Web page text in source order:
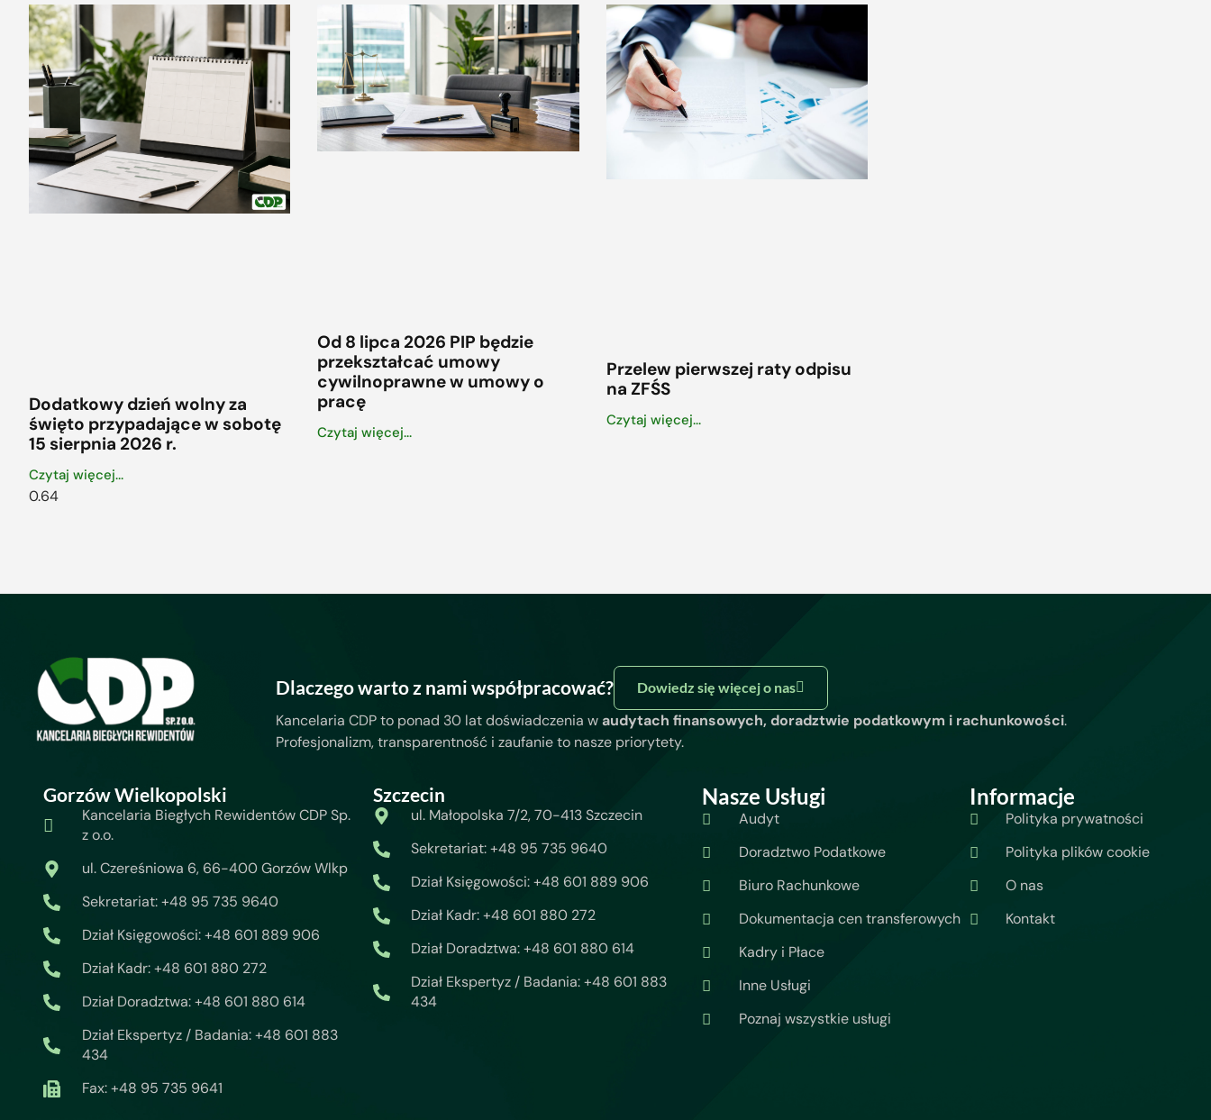
Dodatkowy dzień wolny za
święto przypadające w sobotę
15 sierpnia 2026 r.
Czytaj więcej...
Od 8 lipca 2026 PIP będzie
przekształcać umowy
cywilnoprawne w umowy o
pracę
Czytaj więcej...
Przelew pierwszej raty odpisu
na ZFŚS
Czytaj więcej...
Dlaczego warto z nami współpracować? Dowiedz się więcej o nas
Kancelaria CDP to ponad 30 lat doświadczenia waudytach finansowych, doradztwie podatkowym i rachunkowości.
Profesjonalizm, transparentność i zaufanie to nasze priorytety.
Gorzów Wielkopolski
Kancelaria Biegłych Rewidentów CDP Sp.
z o.o.
ul. Czereśniowa 6, 66-400 Gorzów Wlkp
Sekretariat: +48 95 735 9640
Dział Księgowości: +48 601 889 906
Dział Kadr: +48 601 880 272
Dział Doradztwa: +48 601 880 614
Dział Ekspertyz / Badania: +48 601 883
434
Fax: +48 95 735 9641
Szczecin
ul. Małopolska 7/2, 70-413 Szczecin
Sekretariat: +48 95 735 9640
Dział Księgowości: +48 601 889 906
Dział Kadr: +48 601 880 272
Dział Doradztwa: +48 601 880 614
Dział Ekspertyz / Badania: +48 601 883
434
Nasze Usługi
Audyt
Doradztwo Podatkowe
Biuro Rachunkowe
Dokumentacja cen transferowych
Kadry i Płace
Inne Usługi
Poznaj wszystkie usługi
Informacje
Polityka prywatności
Polityka plików cookie
O nas
Kontakt